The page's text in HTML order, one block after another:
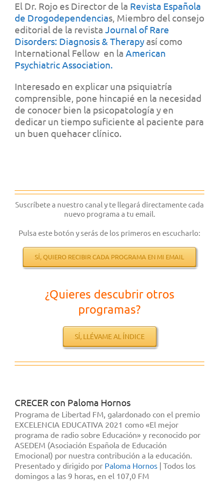
El Dr. Rojo es Director de la Revista Española
de Drogodependencias, Miembro del consejo
editorial de la revista Journal of Rare
Disorders: Diagnosis & Therapy así como
International Fellow en la American
Psychiatric Association.
Interesado en explicar una psiquiatría
comprensible, pone hincapié en la necesidad
de conocer bien la psicopatología y en
dedicar un tiempo suficiente al paciente para
un buen quehacer clínico.
Suscríbete a nuestro canal y te llegará directamente cada
nuevo programa a tu email.
Pulsa este botón y serás de los primeros en escucharlo:
SÍ, QUIERO RECIBIR CADA PROGRAMA EN MI EMAIL
¿Quieres descubrir otros
programas?
SÍ, LLÉVAME AL ÍNDICE
CRECER con Paloma Hornos
Programa de Libertad FM, galardonado con el premio
EXCELENCIA EDUCATIVA 2021 como «El mejor
programa de radio sobre Educación» y reconocido por
ASEDEM (Asociación Española de Educación
Emocional) por nuestra contribución a la educación.
Presentado y dirigido por Paloma Hornos | Todos los
domingos a las 9 horas, en el 107,0 FM